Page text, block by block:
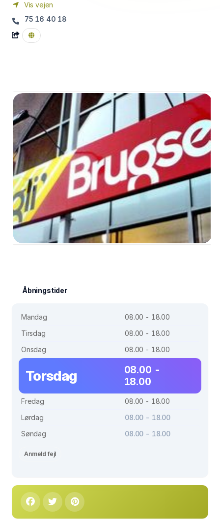
Vis vejen
75 16 40 18
Åbningstider
Mandag
08.00 - 18.00
Tirsdag
08.00 - 18.00
Onsdag
08.00 - 18.00
Torsdag
08.00 -
18.00
Fredag
08.00 - 18.00
Lørdag
08.00 - 18.00
Søndag
08.00 - 18.00
Anmeld fejl